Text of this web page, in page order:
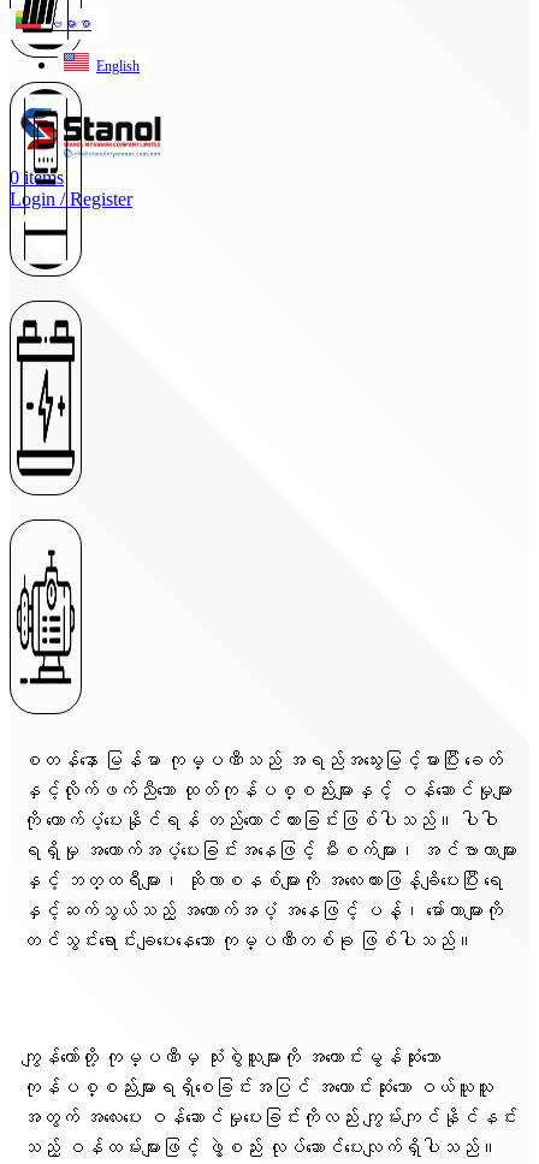
ဗမာစာ
English
0 items
Login / Register
စတန်နော မြန်မာ ကုမ္ပဏီသည် အရည်အသွေးမြင့်မားပြီး ခေတ်
နှင့်လိုက်ဖက်ညီသော ထုတ်ကုန်ပစ္စည်းများနှင့် ဝန်ဆောင်မှုများ
ကို ထောက်ပံ့ပေးနိုင်ရန် တည်ထောင်ထားခြင်းဖြစ်ပါသည်။ ပါဝါ
ရရှိမှု အထောက်အပံ့ပေးခြင်းအနေဖြင့် မီးစက်များ၊ အင်ဗာတာများ
နှင့် ဘတ္ထရီများ၊ ဆိုလာစနစ်များကို အလေးထားဖြန့်ချိပေးပြီး ရေ
နှင့်ဆက်သွယ်သည့် အထောက်အပံ့ အနေဖြင့် ပန့်၊ မော်တာများကို
တင်သွင်းရောင်းချပေးနေသော ကုမ္ပဏီတစ်ခု ဖြစ်ပါသည်။
ကျွန်တော်တို့ ကုမ္ပဏီမှ သုံးစွဲသူများကို အကောင်းမွန်‌ဆုံးသော
ကုန်ပစ္စည်းများရရှိစေခြင်းအပြင် အကောင်းဆုံးသော ဝယ်ယူသူ
အတွက် အလေးပေး ဝန်ဆောင်မှုပေးခြင်းကိုလည်း ကျွမ်းကျင်နိုင်နင်း
သည့် ဝန်ထမ်းများဖြင့် ဖွဲ့စည်း လုပ်ဆောင်ပေးလျက်ရှိပါသည်။